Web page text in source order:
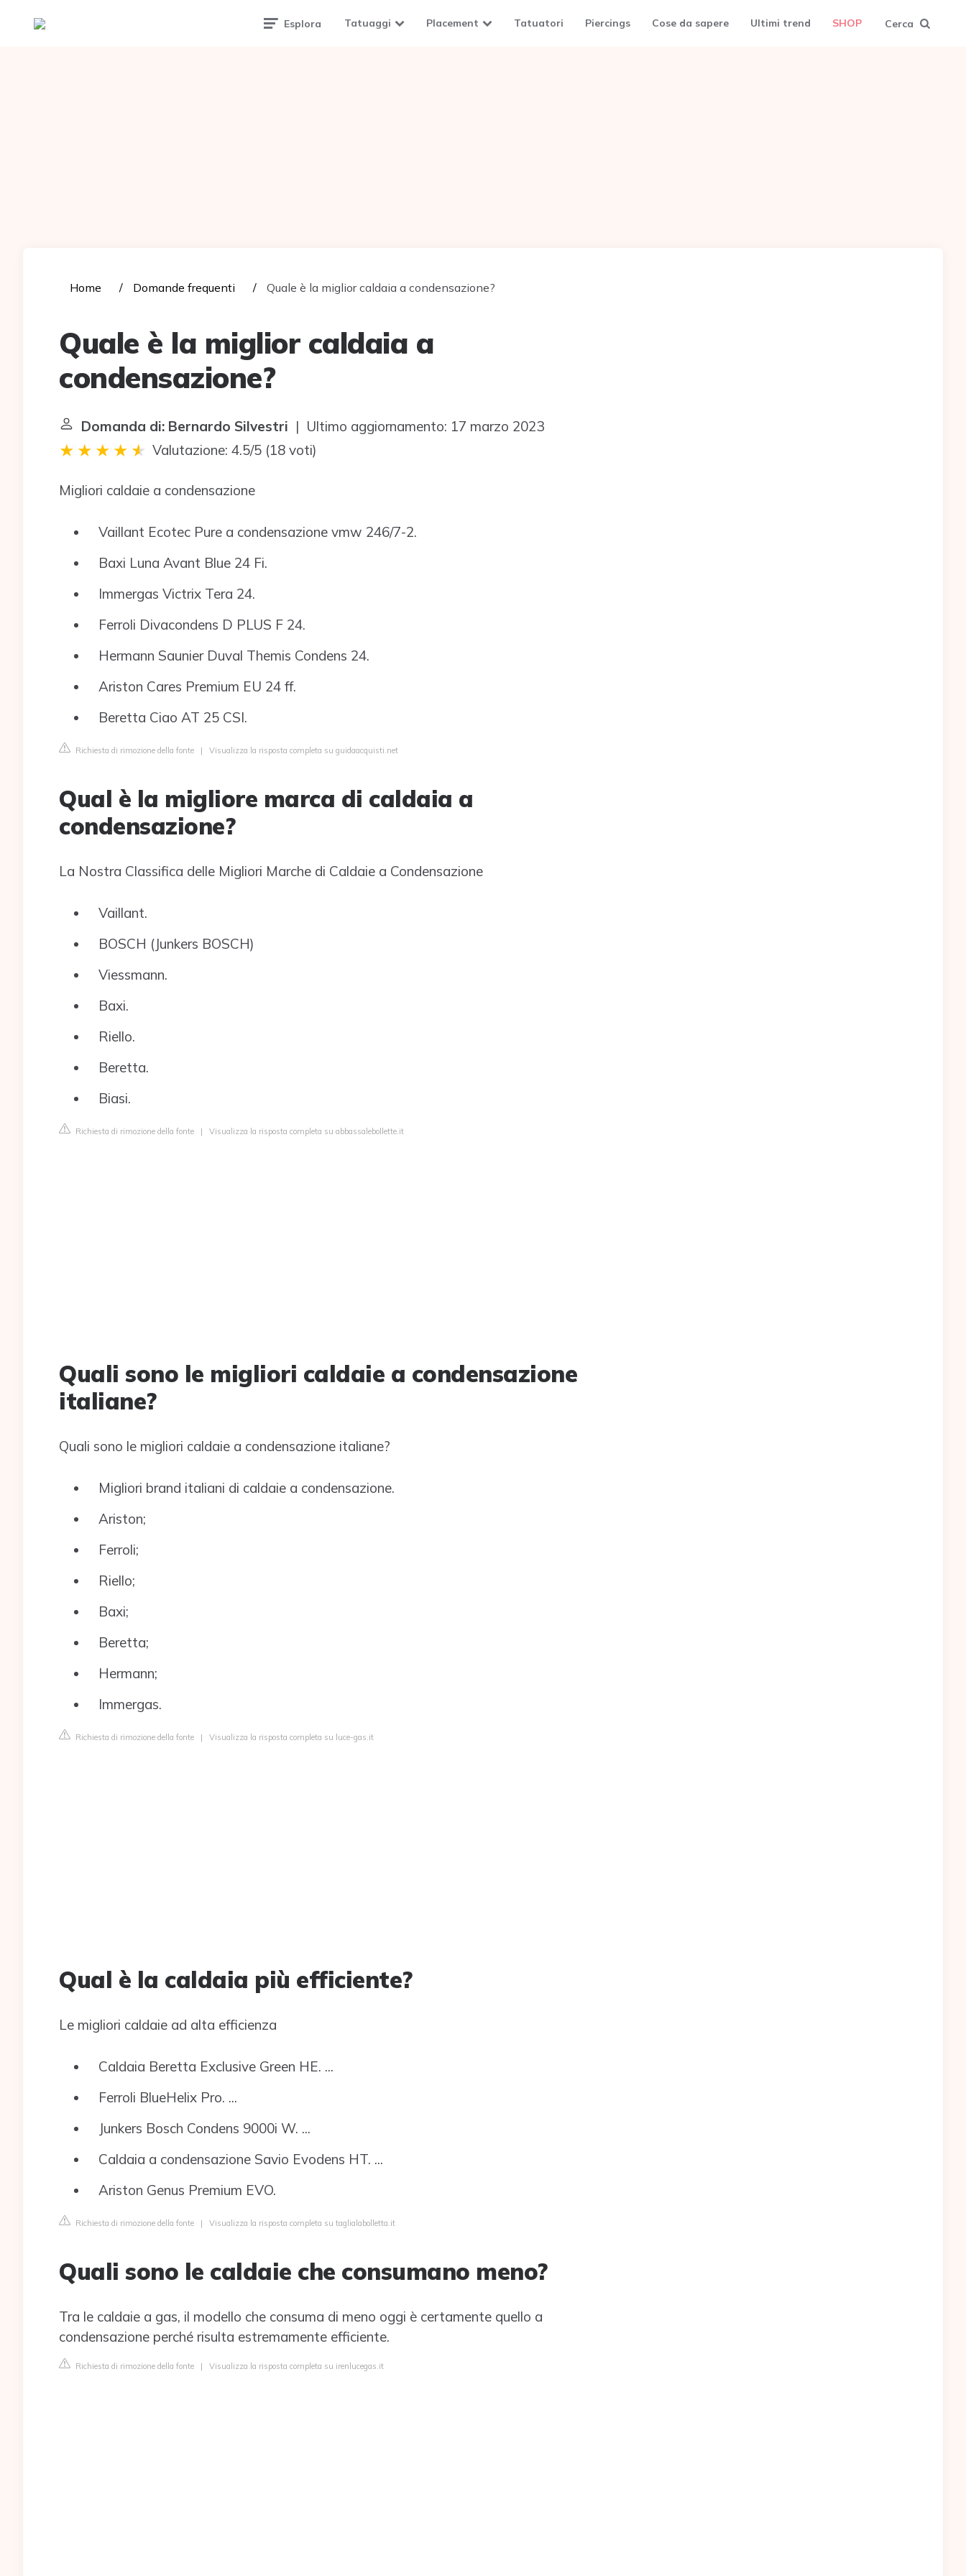
Tattoomuse.it Esplora Tatuaggi Placement Tatuatori Piercings Cose da sapere Ultimi trend SHOP Cerca
Home Domande frequenti Quale è la miglior caldaia a condensazione?
Quale è la miglior caldaia a
condensazione?
Domanda di: Bernardo Silvestri | Ultimo aggiornamento: 17 marzo 2023
Valutazione: 4.5/5 (18 voti)
Migliori caldaie a condensazione
Vaillant Ecotec Pure a condensazione vmw 246/7-2.
Baxi Luna Avant Blue 24 Fi.
Immergas Victrix Tera 24.
Ferroli Divacondens D PLUS F 24.
Hermann Saunier Duval Themis Condens 24.
Ariston Cares Premium EU 24 ff.
Beretta Ciao AT 25 CSI.
Richiesta di rimozione della fonte | Visualizza la risposta completa su guidaacquisti.net
Qual è la migliore marca di caldaia a
condensazione?
La Nostra Classifica delle Migliori Marche di Caldaie a Condensazione
Vaillant.
BOSCH (Junkers BOSCH)
Viessmann.
Baxi.
Riello.
Beretta.
Biasi.
Richiesta di rimozione della fonte | Visualizza la risposta completa su abbassalebollette.it
Quali sono le migliori caldaie a condensazione
italiane?
Quali sono le migliori caldaie a condensazione italiane?
Migliori brand italiani di caldaie a condensazione.
Ariston;
Ferroli;
Riello;
Baxi;
Beretta;
Hermann;
Immergas.
Richiesta di rimozione della fonte | Visualizza la risposta completa su luce-gas.it
Qual è la caldaia più efficiente?
Le migliori caldaie ad alta efficienza
Caldaia Beretta Exclusive Green HE. ...
Ferroli BlueHelix Pro. ...
Junkers Bosch Condens 9000i W. ...
Caldaia a condensazione Savio Evodens HT. ...
Ariston Genus Premium EVO.
Richiesta di rimozione della fonte | Visualizza la risposta completa su taglialabolletta.it
Quali sono le caldaie che consumano meno?
Tra le caldaie a gas, il modello che consuma di meno oggi è certamente quello a
condensazione perché risulta estremamente efficiente.
Richiesta di rimozione della fonte | Visualizza la risposta completa su irenlucegas.it